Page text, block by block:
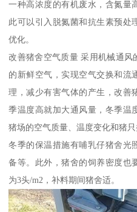
一种高浓度的有机废水，含氮量
此可以引入脱氮菌和抗生素预处
优化。
改善猪舍空气质量 采用机械通
的新鲜空气，实现空气交换和流
理，减少有害气体的产生，改善
季温度高就加大通风量，冬季温
猪场的空气质量、温度变化和猪
冬季的保温措施有哺乳仔猪舍光
备等。此外，猪舍的饲养密度也
为3头/m2，补料期间猪舍适。